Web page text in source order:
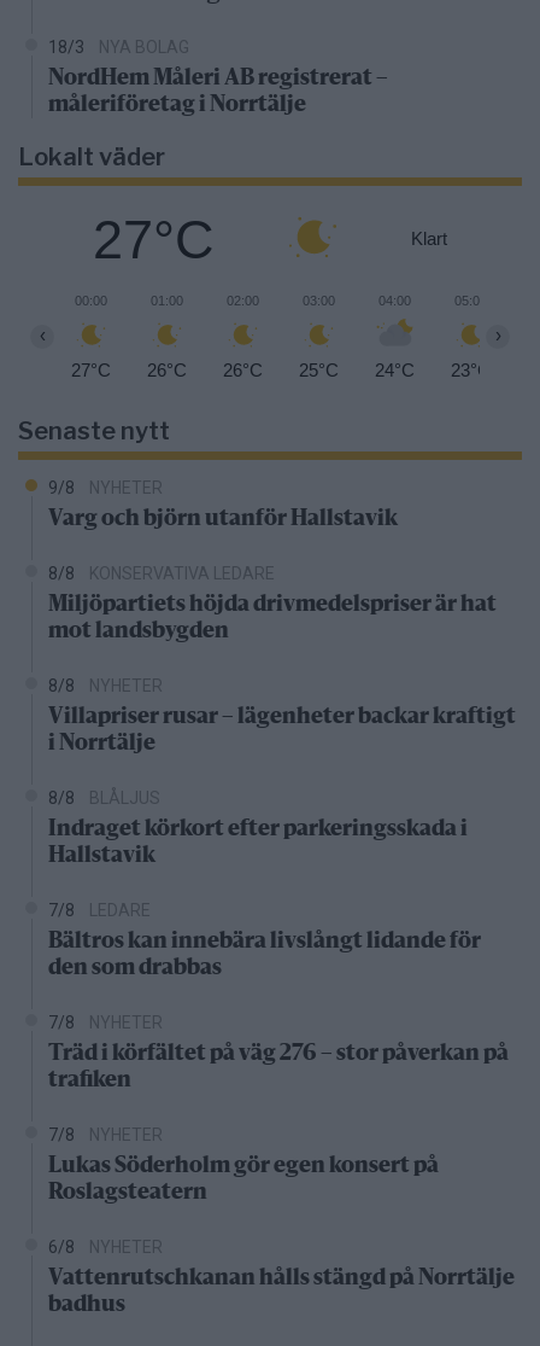
18/3 NYA BOLAG
NordHem Måleri AB registrerat –
måleriföretag i Norrtälje
Lokalt väder
27°C Klart
00:00
27°C
01:00
26°C
02:00
26°C
03:00
25°C
04:00
24°C
05:00
23°C
‹ ›
Senaste nytt
9/8 NYHETER
Varg och björn utanför Hallstavik
8/8 KONSERVATIVA LEDARE
Miljöpartiets höjda drivmedelspriser är hat
mot landsbygden
8/8 NYHETER
Villapriser rusar – lägenheter backar kraftigt
i Norrtälje
8/8 BLÅLJUS
Indraget körkort efter parkeringsskada i
Hallstavik
7/8 LEDARE
Bältros kan innebära livslångt lidande för
den som drabbas
7/8 NYHETER
Träd i körfältet på väg 276 – stor påverkan på
trafiken
7/8 NYHETER
Lukas Söderholm gör egen konsert på
Roslagsteatern
6/8 NYHETER
Vattenrutschkanan hålls stängd på Norrtälje
badhus